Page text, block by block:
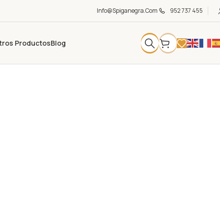
Info@spiganegra.com 952 737 455
ProductosBlog